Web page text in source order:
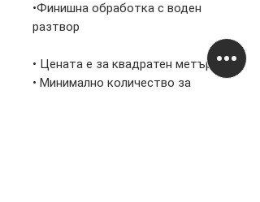
•Финишна обработка с воден
разтвор
• Цената е за квадратен метър
• Минимално количество за